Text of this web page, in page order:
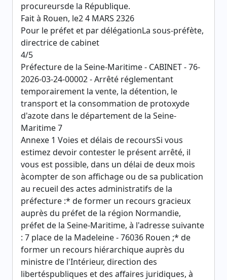
procureursde la République.
Fait à Rouen, le2 4 MARS 2326
Pour le préfet et par délégationLa sous-préfète,
directrice de cabinet
4/5
Préfecture de la Seine-Maritime - CABINET - 76-
2026-03-24-00002 - Arrêté réglementant
temporairement la vente, la détention, le
transport et la consommation de protoxyde
d'azote dans le département de la Seine-
Maritime 7
Annexe 1 Voies et délais de recoursSi vous
estimez devoir contester le présent arrêté, il
vous est possible, dans un délai de deux mois
àcompter de son affichage ou de sa publication
au recueil des actes administratifs de la
préfecture :* de former un recours gracieux
auprès du préfet de la région Normandie,
préfet de la Seine-Maritime, à l'adresse suivante
: 7 place de la Madeleine - 76036 Rouen ;* de
former un recours hiérarchique auprès du
ministre de l'Intérieur, direction des
libertéspubliques et des affaires juridiques, à